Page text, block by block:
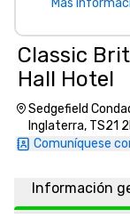
Classic
Hall Hotel
Sedgefield
Inglaterra, TS21
Comuníquese
Información